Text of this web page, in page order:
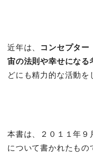
近年は、 コンセプター
宙の法則や幸せになる
どにも精力的な活動を
本書は、２０１１年９
について書かれたもの